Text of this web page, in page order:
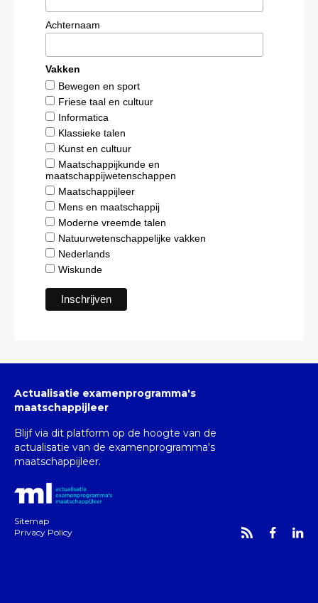
Achternaam
Vakken
Bewegen en sport
Friese taal en cultuur
Informatica
Klassieke talen
Kunst en cultuur
Maatschappijkunde en
maatschappijwetenschappen
Maatschappijleer
Mens en maatschappij
Moderne vreemde talen
Natuurwetenschappelijke vakken
Nederlands
Wiskunde
Actualisatie examenprogramma's
maatschappijleer
Blijf via dit platform op de hoogte van de
actualisatie van de examenprogramma's
maatschappijleer.
Sitemap
Privacy Policy